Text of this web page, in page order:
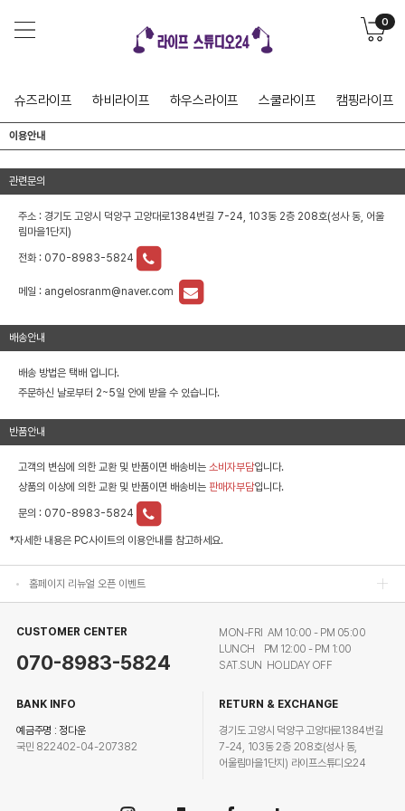
0
슈즈라이프 하비라이프 하우스라이프 스쿨라이프 캠핑라이프
이용안내
관련문의
주소 : 경기도 고양시 덕양구 고양대로1384번길 7-24, 103동 2층 208호(성사 동, 어울
림마을1단지)
전화 : 070-8983-5824
메일 : angelosranm@naver.com
배송안내
배송 방법은 택배 입니다.
주문하신 날로부터 2~5일 안에 받을 수 있습니다.
반품안내
고객의 변심에 의한 교환 및 반품이면 배송비는 소비자부담입니다.
상품의 이상에 의한 교환 및 반품이면 배송비는 판매자부담입니다.
문의 : 070-8983-5824
*자세한 내용은 PC사이트의 이용안내를 참고하세요.
홈페이지 리뉴얼 오픈 이벤트
홈페이지 리뉴얼 오픈 이벤트
홈페이지 리뉴얼 오픈 이벤트
CUSTOMER CENTER
070-8983-5824
MON-FRI AM 10:00 - PM 05:00
LUNCH PM 12:00 - PM 1:00
SAT.SUN HOLIDAY OFF
BANK INFO
예금주명 : 정다운
국민 822402-04-207382
RETURN & EXCHANGE
경기도 고양시 덕양구 고양대로1384번길
7-24, 103동 2층 208호(성사 동,
어울림마을1단지) 라이프스튜디오24